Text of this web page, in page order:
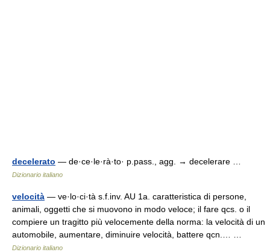
decelerato — de·ce·le·rà·to· p.pass., agg. → decelerare …
Dizionario italiano
velocità — ve·lo·ci·tà s.f.inv. AU 1a. caratteristica di persone,
animali, oggetti che si muovono in modo veloce; il fare qcs. o il
compiere un tragitto più velocemente della norma: la velocità di un
automobile, aumentare, diminuire velocità, battere qcn.… …
Dizionario italiano